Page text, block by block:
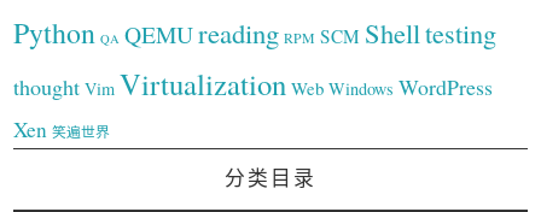
Python QA QEMUreading RPM SCM Shelltesting
thought Vim Virtualization Web Windows WordPress
Xen 笑遍世界
分类目录